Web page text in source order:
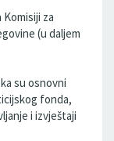
za
(u daljem
su osnovni
fonda,
i izvještaji